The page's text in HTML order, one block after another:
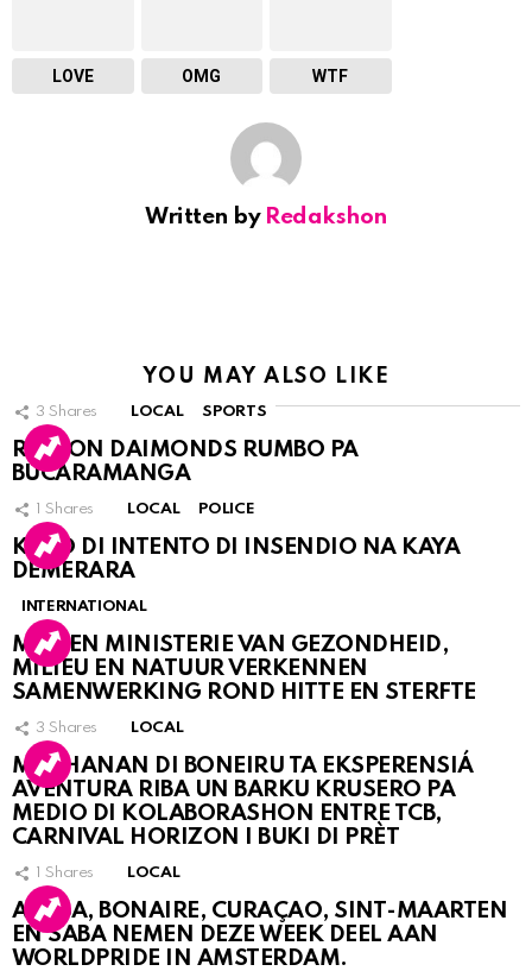
LOVE OMG WTF
Written by Redakshon
YOU MAY ALSO LIKE
3 Shares LOCAL SPORTS
RINCON DAIMONDS RUMBO PA
BUCARAMANGA
1 Shares LOCAL POLICE
KASO DI INTENTO DI INSENDIO NA KAYA
DEMERARA
INTERNATIONAL
MDC EN MINISTERIE VAN GEZONDHEID,
MILIEU EN NATUUR VERKENNEN
SAMENWERKING ROND HITTE EN STERFTE
3 Shares LOCAL
MUCHANAN DI BONEIRU TA EKSPERENSIÁ
AVENTURA RIBA UN BARKU KRUSERO PA
MEDIO DI KOLABORASHON ENTRE TCB,
CARNIVAL HORIZON I BUKI DI PRÈT
1 Shares LOCAL
ARUBA, BONAIRE, CURAÇAO, SINT-MAARTEN
EN SABA NEMEN DEZE WEEK DEEL AAN
WORLDPRIDE IN AMSTERDAM.